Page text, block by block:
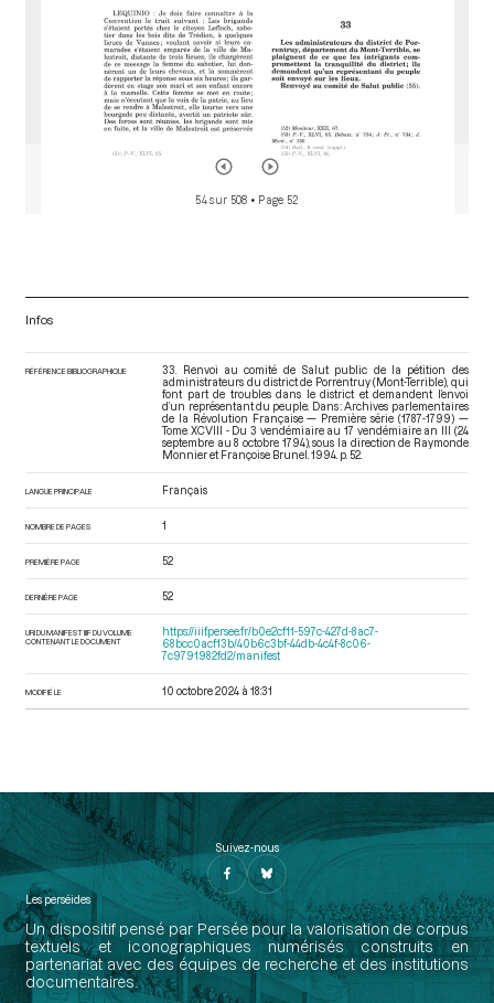
54 sur 508 • Page 52
Infos
RÉFÉRENCE BIBLIOGRAPHIQUE
33. Renvoi au comité de Salut public de la pétition des
administrateurs du district de Porrentruy (Mont-Terrible), qui
font part de troubles dans le district et demandent l’envoi
d’un représentant du peuple. Dans : Archives parlementaires
de la Révolution Française — Première série (1787-1799) —
Tome XCVIII - Du 3 vendémiaire au 17 vendémiaire an III (24
septembre au 8 octobre 1794), sous la direction de Raymonde
Monnier et Françoise Brunel. 1994. p. 52.
LANGUE PRINCIPALE Français
NOMBRE DE PAGES 1
PREMIÈRE PAGE 52
DERNIÈRE PAGE 52
URI DU MANIFEST IIIF DU VOLUME
CONTENANT LE DOCUMENT
https://iiif.persee.fr/b0e2cf11-597c-427d-8ac7-
68bcc0acf13b/40b6c3bf-44db-4c4f-8c06-
7c9791982fd2/manifest
MODIFIÉ LE 10 octobre 2024 à 18:31
Suivez-nous
Les perséides
Un dispositif pensé par Persée pour la valorisation de corpus
textuels et iconographiques numérisés construits en
partenariat avec des équipes de recherche et des institutions
documentaires.